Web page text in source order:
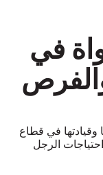
في
وقيادتها في قطاع
الرجل